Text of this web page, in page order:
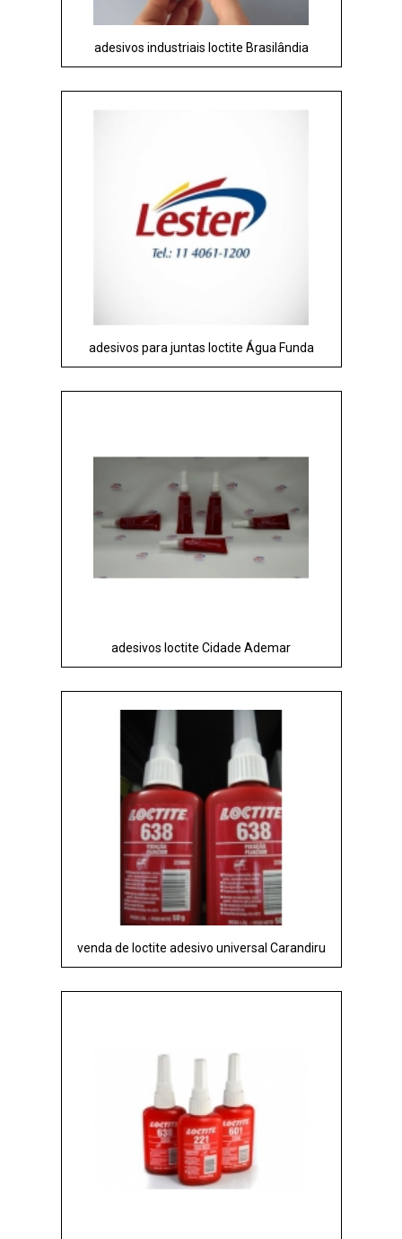
adesivos industriais loctite Brasilândia
adesivos para juntas loctite Água Funda
adesivos loctite Cidade Ademar
venda de loctite adesivo universal Carandiru